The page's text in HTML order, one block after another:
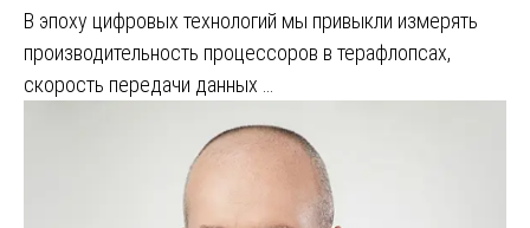
В эпоху цифровых технологий мы привыкли измерять
производительность процессоров в терафлопсах,
скорость передачи данных …